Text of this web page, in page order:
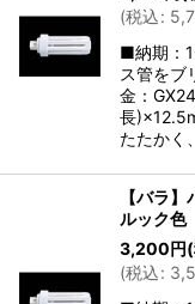
(税込:
■納期：
ス管をブ
金：
長
たたかく
【バラ
ルック色
3,200円
(税込: